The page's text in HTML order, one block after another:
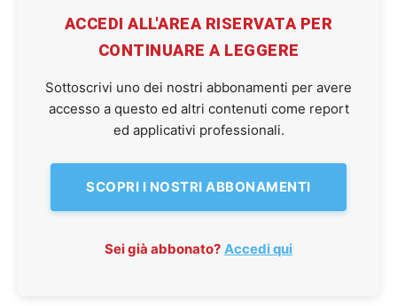
ACCEDI ALL'AREA RISERVATA PER
CONTINUARE A LEGGERE
Sottoscrivi uno dei nostri abbonamenti per avere
accesso a questo ed altri contenuti come report
ed applicativi professionali.
SCOPRI I NOSTRI ABBONAMENTI
Sei già abbonato? Accedi qui